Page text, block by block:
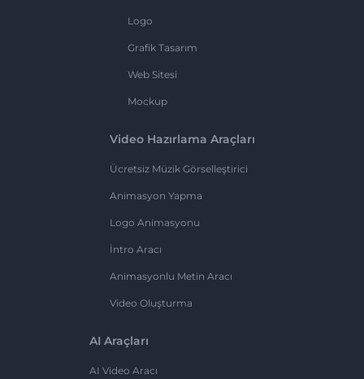
Logo
Grafik Tasarım
Web Sitesi
Mockup
Video Hazırlama Araçları
Ücretsiz Müzik Görselleştirici
Animasyon Yapma
Logo Animasyonu
İntro Aracı
Animasyonlu Metin Aracı
Video Oluşturma
AI Araçları
AI Video Aracı